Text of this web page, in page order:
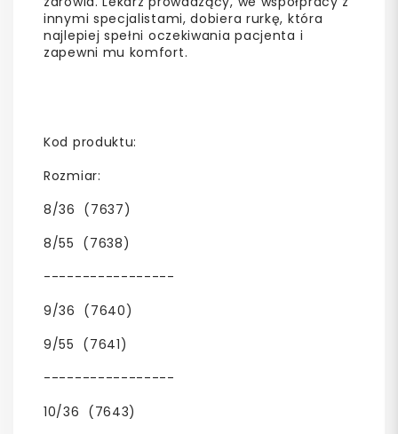
innymi specjalistami, dobiera rurkę, która
najlepiej spełni oczekiwania pacjenta i
zapewni mu komfort.
Kod produktu:
Rozmiar:
8/36 (7637)
8/55 (7638)
-----------------
9/36 (7640)
9/55 (7641)
-----------------
10/36 (7643)